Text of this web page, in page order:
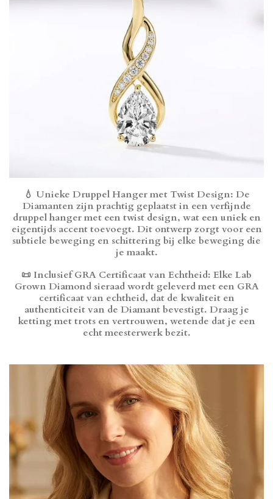
💧 Unieke Druppel Hanger met Twist Design: De
Diamanten zijn prachtig geplaatst in een verfijnde
druppel hanger met een twist design, wat een uniek en
eigentijds accent toevoegt. Dit ontwerp zorgt voor een
subtiele beweging en schittering bij elke beweging die
je maakt.
📜 Inclusief GRA Certificaat van Echtheid: Elke Lab
Grown Diamond sieraad wordt geleverd met een GRA
certificaat van echtheid, dat de kwaliteit en
authenticiteit van de Diamant bevestigt. Draag je
ketting met trots en vertrouwen, wetende dat je een
echt meesterwerk bezit.